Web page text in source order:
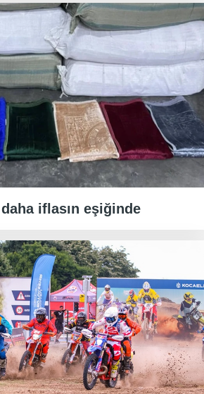
iflasın eşiğinde